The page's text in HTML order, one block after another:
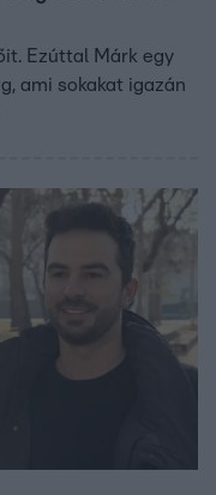
Ezúttal Márk egy
ami sokakat igazán